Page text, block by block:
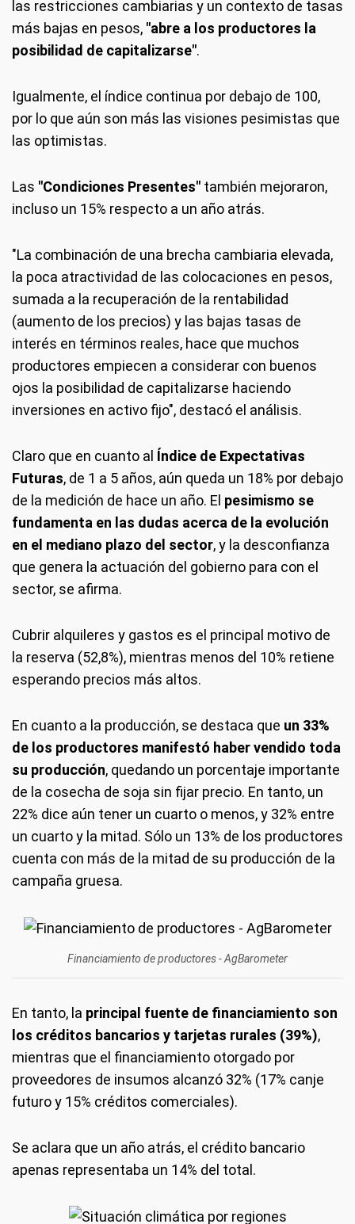
las restricciones cambiarias y un contexto de tasas
más bajas en pesos, "abre a los productores la
posibilidad de capitalizarse".
Igualmente, el índice continua por debajo de 100,
por lo que aún son más las visiones pesimistas que
las optimistas.
Las "Condiciones Presentes" también mejoraron,
incluso un 15% respecto a un año atrás.
"La combinación de una brecha cambiaria elevada,
la poca atractividad de las colocaciones en pesos,
sumada a la recuperación de la rentabilidad
(aumento de los precios) y las bajas tasas de
interés en términos reales, hace que muchos
productores empiecen a considerar con buenos
ojos la posibilidad de capitalizarse haciendo
inversiones en activo fijo", destacó el análisis.
Claro que en cuanto al Índice de Expectativas
Futuras, de 1 a 5 años, aún queda un 18% por debajo
de la medición de hace un año. El pesimismo se
fundamenta en las dudas acerca de la evolución
en el mediano plazo del sector, y la desconfianza
que genera la actuación del gobierno para con el
sector, se afirma.
Cubrir alquileres y gastos es el principal motivo de
la reserva (52,8%), mientras menos del 10% retiene
esperando precios más altos.
En cuanto a la producción, se destaca que un 33%
de los productores manifestó haber vendido toda
su producción, quedando un porcentaje importante
de la cosecha de soja sin fijar precio. En tanto, un
22% dice aún tener un cuarto o menos, y 32% entre
un cuarto y la mitad. Sólo un 13% de los productores
cuenta con más de la mitad de su producción de la
campaña gruesa.
Financiamiento de productores - AgBarometer
En tanto, la principal fuente de financiamiento son
los créditos bancarios y tarjetas rurales (39%),
mientras que el financiamiento otorgado por
proveedores de insumos alcanzó 32% (17% canje
futuro y 15% créditos comerciales).
Se aclara que un año atrás, el crédito bancario
apenas representaba un 14% del total.